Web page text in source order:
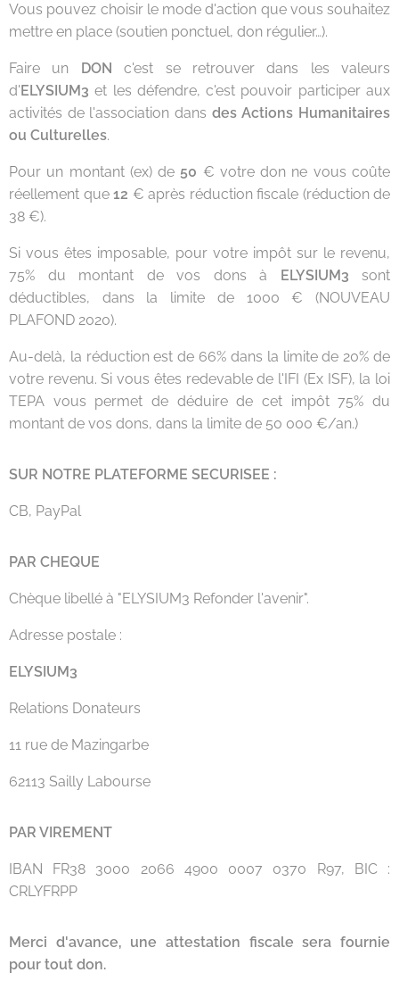
Vous pouvez choisir le mode d'action que vous souhaitez
mettre en place (soutien ponctuel, don régulier…).
Faire un DONc'est se retrouver dans les valeurs
d' ELYSIUM3et les défendre, c'est pouvoir participer aux
activités de l'association dans des Actions Humanitaires
ou Culturelles.
Pour un montant (ex) de 50 € votre don ne vous coûte
réellement que 12 € après réduction fiscale (réduction de
38 €).
Si vous êtes imposable, pour votre impôt sur le revenu,
75% du montant de vos dons à
ELYSIUM3 sont
déductibles, dans la limite de 1000 € (NOUVEAU
PLAFOND 2020).
Au-delà, la réduction est de 66% dans la limite de 20% de
votre revenu. Si vous êtes redevable de l'IFI (Ex ISF), la loi
TEPA vous permet de déduire de cet impôt 75% du
montant de vos dons, dans la limite de 50 000 €/an.)
SUR NOTRE PLATEFORME SECURISEE :
CB, PayPal
PAR CHEQUE
Chèque libellé à "ELYSIUM3 Refonder l'avenir".
Adresse postale :
ELYSIUM3
Relations Donateurs
11 rue de Mazingarbe
62113 Sailly Labourse
PAR VIREMENT
IBAN FR38 3000 2066 4900 0007 0370 R97, BIC :
CRLYFRPP
Merci d'avance, une attestation fiscale sera fournie
pour tout don.